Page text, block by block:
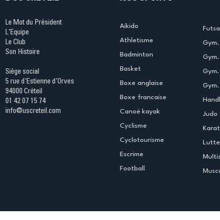
Le Mot du Président
L'Equipe
Le Club
Son Histoire
Siège social
5 rue d'Estienne d'Orves
94000 Créteil
01 42 07 15 74
info@uscreteil.com
Aikido
Athletisme
Badminton
Basket
Boxe anglaise
Boxe francaise
Canoë kayak
Cyclisme
Cyclotourisme
Escrime
Football
Judo
Lutte